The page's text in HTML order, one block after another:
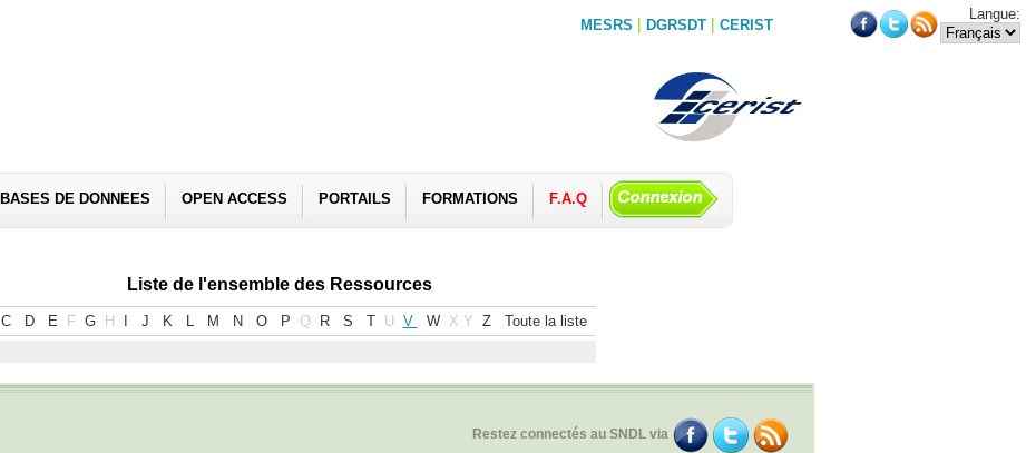
MESRS | DGRSDT | CERIST
Langue:
BASES DE DONNEES OPEN ACCESS PORTAILS FORMATIONS F.A.Q
Liste de l'ensemble des Ressources
C D E F G H J K L M N O P Q R S T U V W X Y Z Toute la liste
Restez connectés au SNDL via